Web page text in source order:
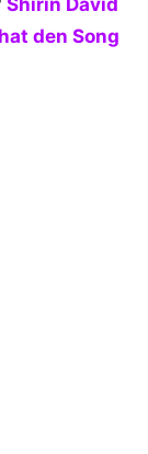
Shirin David
den Song